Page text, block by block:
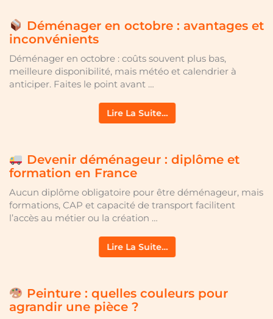
Déménager en octobre : avantages et
inconvénients
Déménager en octobre : coûts souvent plus bas,
meilleure disponibilité, mais météo et calendrier à
anticiper. Faites le point avant …
Lire La Suite…
Devenir déménageur : diplôme et
formation en France
Aucun diplôme obligatoire pour être déménageur, mais
formations, CAP et capacité de transport facilitent
l’accès au métier ou la création …
Lire La Suite…
Peinture : quelles couleurs pour
agrandir une pièce ?